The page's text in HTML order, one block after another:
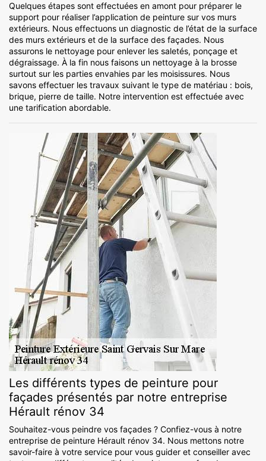
Quelques étapes sont effectuées en amont pour préparer le
support pour réaliser l’application de peinture sur vos murs
extérieurs. Nous effectuons un diagnostic de l’état de la surface
des murs extérieurs et de la surface des façades. Nous
assurons le nettoyage pour enlever les saletés, ponçage et
dégraissage. À la fin nous faisons un nettoyage à la brosse
surtout sur les parties envahies par les moisissures. Nous
savons effectuer les travaux suivant le type de matériau : bois,
brique, pierre de taille. Notre intervention est effectuée avec
une tarification abordable.
Les différents types de peinture pour
façades présentés par notre entreprise
Hérault rénov 34
Souhaitez-vous peindre vos façades ? Confiez-vous à notre
entreprise de peinture Hérault rénov 34. Nous mettons notre
savoir-faire à votre service pour vous guider et conseiller avec